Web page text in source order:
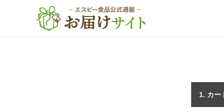
カー